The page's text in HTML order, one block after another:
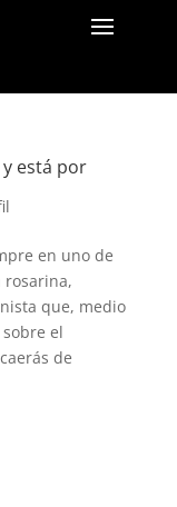
está por
en uno de
rosarina,
que, medio
el
de